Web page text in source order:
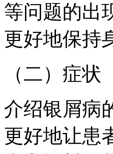
等问题的出
更好地保持
（二）症状
介绍银屑病
更好地让患